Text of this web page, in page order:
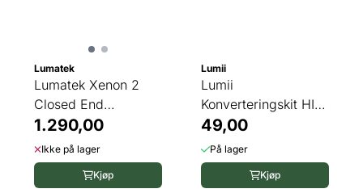
Lumatek
Lumatek Xenon 2
Closed End
Regulerbar Reflektor
1.290,00
Ikke på lager
Kjøp
Lumii
Lumii
Konverteringskit HID
til CFL
49,00
På lager
Kjøp